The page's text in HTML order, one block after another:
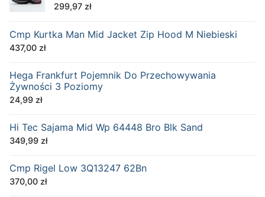
299,97 zł
Cmp Kurtka Man Mid Jacket Zip Hood M Niebieski
437,00 zł
Hega Frankfurt Pojemnik Do Przechowywania
Żywności 3 Poziomy
24,99 zł
Hi Tec Sajama Mid Wp 64448 Bro Blk Sand
349,99 zł
Cmp Rigel Low 3Q13247 62Bn
370,00 zł